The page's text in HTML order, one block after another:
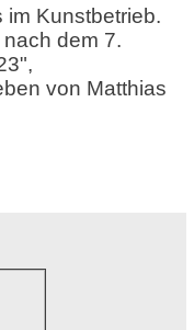
im Kunstbetrieb.
dem 7.
von Matthias